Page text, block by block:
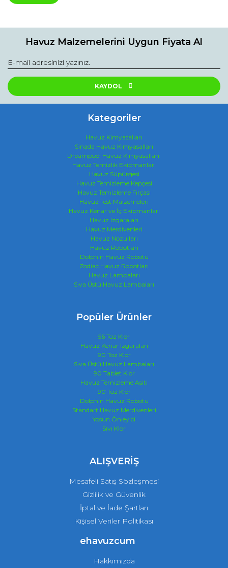
Havuz Malzemelerini Uygun Fiyata Al
KAYDOL
Kategoriler
Havuz Kimyasalları
Sinada Havuz Kimyasalları
Dreampool Havuz Kimyasalları
Havuz Temizlik Ekipmanları
Havuz Süpürgesi
Havuz Temizleme Kepçesi
Havuz Temizleme Fırçası
Havuz Test Malzemeleri
Havuz Kenar ve İç Ekipmanları
Havuz Izgaraları
Havuz Merdivenleri
Havuz Nozulları
Havuz Robotları
Dolphin Havuz Robotu
Zodiac Havuz Robotları
Havuz Lambaları
Sıva Üstü Havuz Lambaları
Popüler Ürünler
56 Toz Klor
Havuz Kenar Izgaraları
90 Toz Klor
Sıva Üstü Havuz Lambaları
90 Tablet Klor
Havuz Temizleme Asiti
90 Toz Klor
Dolphin Havuz Robotu
Standart Havuz Merdivenleri
Yosun Önleyici
Sıvı Klor
ALIŞVERİŞ
Mesafeli Satış Sözleşmesi
Gizlilik ve Güvenlik
İptal ve İade Şartları
Kişisel Veriler Politikası
ehavuzcum
Hakkımızda